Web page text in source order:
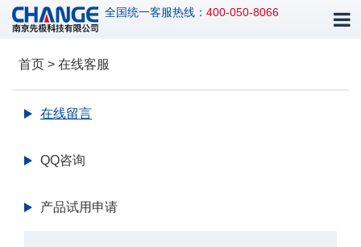
全国统一客服热线： 400-050-8066
首页 > 在线客服
在线留言
QQ咨询
产品试用申请